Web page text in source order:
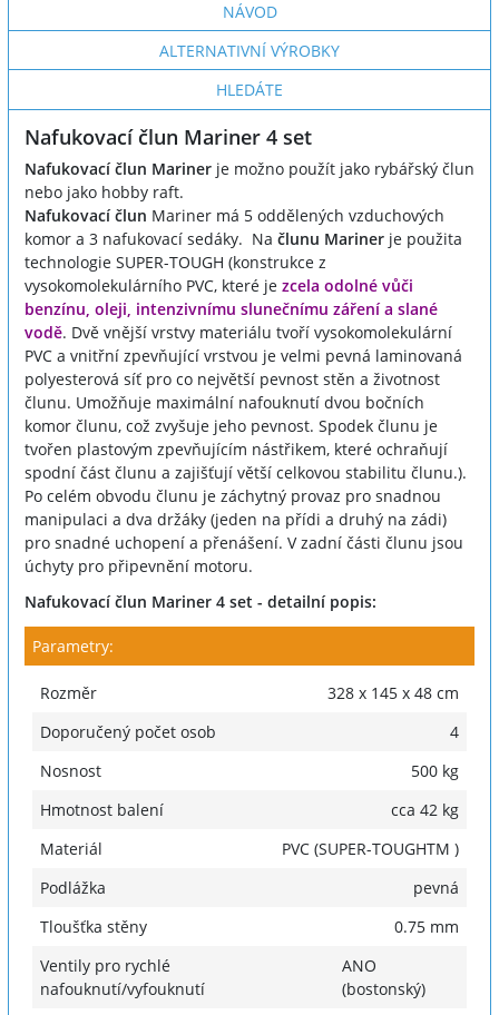
NÁVOD
ALTERNATIVNÍ VÝROBKY
HLEDÁTE
Nafukovací člun Mariner 4 set
Nafukovací člun Mariner je možno použít jako rybářský člun
nebo jako hobby raft.
Nafukovací člun Mariner má 5 oddělených vzduchových
komor a 3 nafukovací sedáky. Na člunu Mariner je použita
technologie SUPER-TOUGH (konstrukce z
vysokomolekulárního PVC, které je zcela odolné vůči
benzínu, oleji, intenzivnímu slunečnímu záření a slané
vodě. Dvě vnější vrstvy materiálu tvoří vysokomolekulární
PVC a vnitřní zpevňující vrstvou je velmi pevná laminovaná
polyesterová síť pro co největší pevnost stěn a životnost
člunu. Umožňuje maximální nafouknutí dvou bočních
komor člunu, což zvyšuje jeho pevnost. Spodek člunu je
tvořen plastovým zpevňujícím nástřikem, které ochraňují
spodní část člunu a zajišťují větší celkovou stabilitu člunu.).
Po celém obvodu člunu je záchytný provaz pro snadnou
manipulaci a dva držáky (jeden na přídi a druhý na zádi)
pro snadné uchopení a přenášení. V zadní části člunu jsou
úchyty pro připevnění motoru.
Nafukovací člun Mariner 4 set - detailní popis:
Parametry:
Rozměr
328 x 145 x 48 cm
Doporučený počet osob
4
Nosnost
500 kg
Hmotnost balení
cca 42 kg
Materiál
PVC (SUPER-TOUGHTM )
Podlážka
pevná
Tloušťka stěny
0.75 mm
Ventily pro rychlé
nafouknutí/vyfouknutí
ANO
(bostonský)